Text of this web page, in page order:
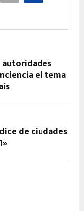
autoridades
el tema
de ciudades